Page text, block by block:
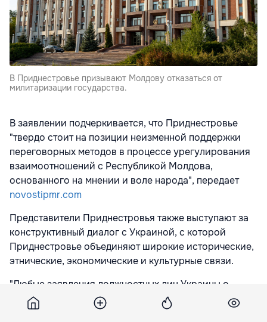
В Приднестровье призывают Молдову отказаться от
милитаризации государства.
В заявлении подчеркивается, что Приднестровье
"твердо стоит на позиции неизменной поддержки
переговорных методов в процессе урегулирования
взаимоотношений с Республикой Молдова,
основанного на мнении и воле народа", передает
novostipmr.com
Представители Приднестровья также выступают за
конструктивный диалог с Украиной, с которой
Приднестровье объединяют широкие исторические,
этнические, экономические и культурные связи.
"Любые заявления должностных лиц Украины о
возможности каких-либо агрессивных действий как
со стороны Приднестровья, так и со стороны